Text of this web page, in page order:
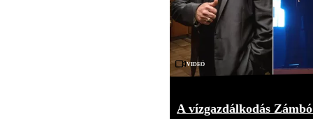
Videó
A vízgazdálkodás